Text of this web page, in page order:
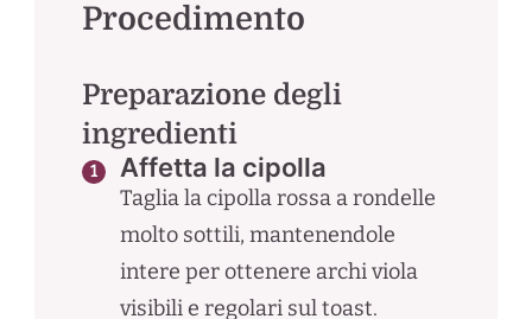
Procedimento
Preparazione degli
ingredienti
Affetta la cipolla
Taglia la cipolla rossa a rondelle
molto sottili, mantenendole
intere per ottenere archi viola
visibili e regolari sul toast.